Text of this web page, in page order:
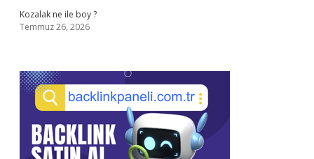
Kozalak ne ile boy ?
Temmuz 26, 2026